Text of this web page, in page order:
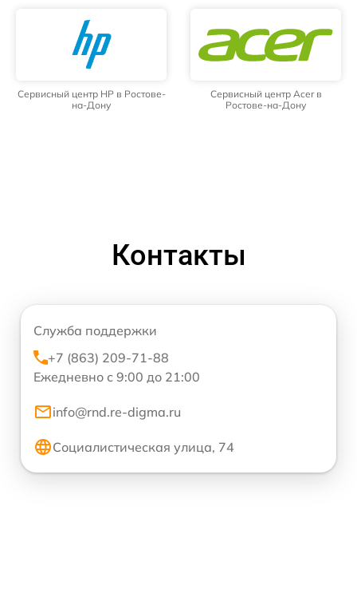
Сервисный центр HP в Ростове-
на-Дону
Сервисный центр Acer в
Ростове-на-Дону
Контакты
Служба поддержки
+7 (863) 209-71-88
Ежедневно с 9:00 до 21:00
info@rnd.re-digma.ru
Социалистическая улица, 74